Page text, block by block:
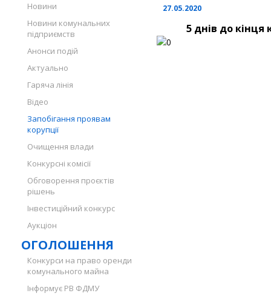
Новини
Новини комунальних
підприємств
Анонси подій
Актуально
Гаряча лінія
Відео
Запобігання проявам
корупції
Очищення влади
Конкурсні комісії
Обговорення проєктів
рішень
Інвестиційний конкурс
Аукціон
ОГОЛОШЕННЯ
Конкурси на право оренди
комунального майна
Інформує РВ ФДМУ
27.05.2020
5 днів до кінця